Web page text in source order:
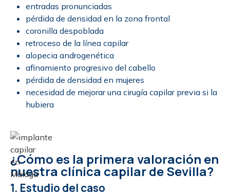
entradas pronunciadas
pérdida de densidad en la zona frontal
coronilla despoblada
retroceso de la línea capilar
alopecia androgenética
afinamiento progresivo del cabello
pérdida de densidad en mujeres
necesidad de mejorar una cirugía capilar previa si la
hubiera
¿Cómo es la primera valoración en
nuestra clínica capilar de Sevilla?
1. Estudio del caso